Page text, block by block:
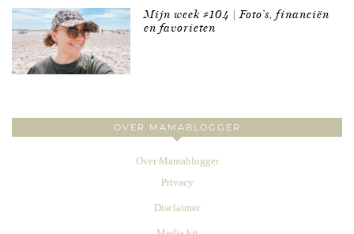
Mijn week #104 | Foto’s, financiën
en favorieten
OVER MAMABLOGGER
Over Mamablogger
Privacy
Disclaimer